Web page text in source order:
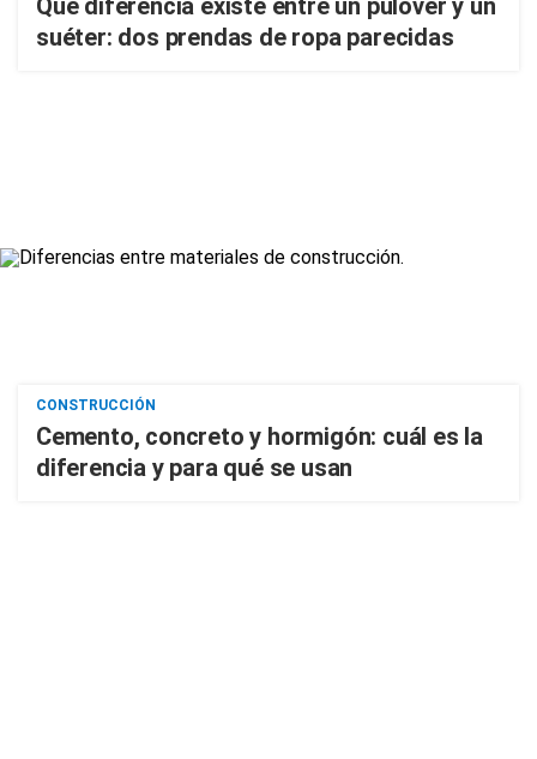
Qué diferencia existe entre un pulóver y un
suéter: dos prendas de ropa parecidas
CONSTRUCCIÓN
Cemento, concreto y hormigón: cuál es la
diferencia y para qué se usan